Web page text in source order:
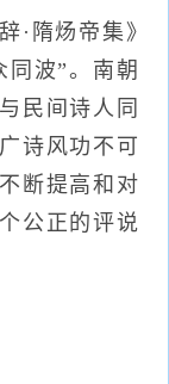
·隋炀帝集》
同波”。南朝
民间诗人同
诗风功不可
断提高和对
公正的评说